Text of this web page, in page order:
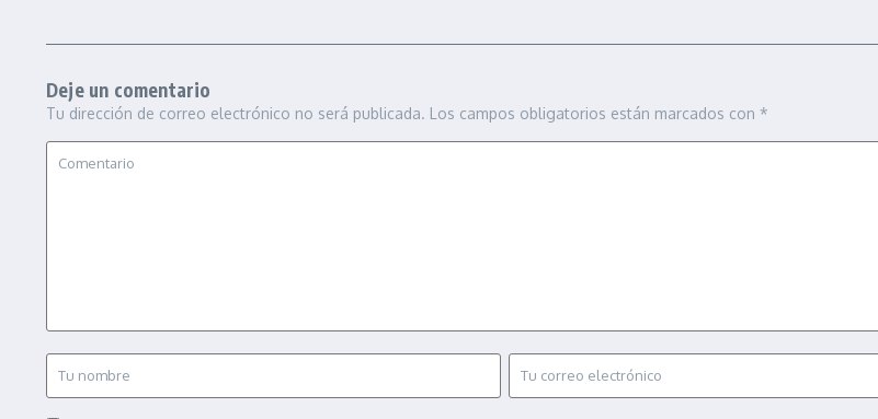
Deje un comentario
Tu dirección de correo electrónico no será publicada. Los campos obligatorios están marcados con *